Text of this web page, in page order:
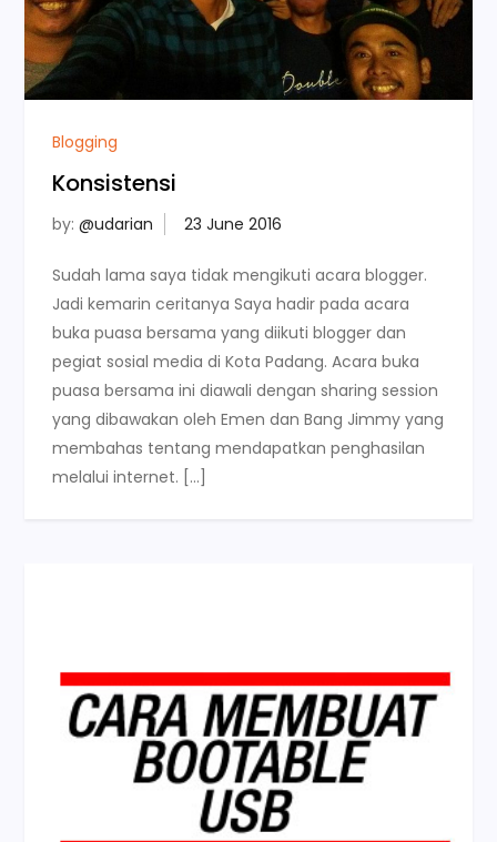
Blogging
Konsistensi
by:@udarian
Sudah lama saya tidak mengikuti acara blogger.
Jadi kemarin ceritanya Saya hadir pada acara
buka puasa bersama yang diikuti blogger dan
pegiat sosial media di Kota Padang. Acara buka
puasa bersama ini diawali dengan sharing session
yang dibawakan oleh Emen dan Bang Jimmy yang
membahas tentang mendapatkan penghasilan
melalui internet. […]